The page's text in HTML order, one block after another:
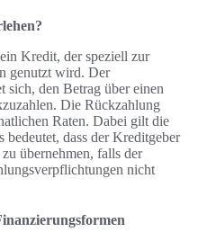
Kredit, der speziell zur
genutzt wird. Der
sich, den Betrag über einen
Die Rückzahlung
Raten. Dabei gilt die
dass der Kreditgeber
übernehmen, falls der
nicht